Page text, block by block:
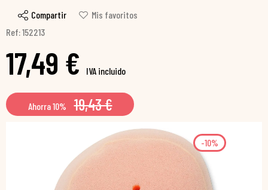
Compartir
Mis favoritos
Ref: 152213
17,49 € IVA incluido
Ahorra 10% 19,43 €
-10%